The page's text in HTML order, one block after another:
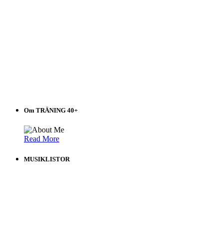
Om TRÄNING 40+
Read More
MUSIKLISTOR